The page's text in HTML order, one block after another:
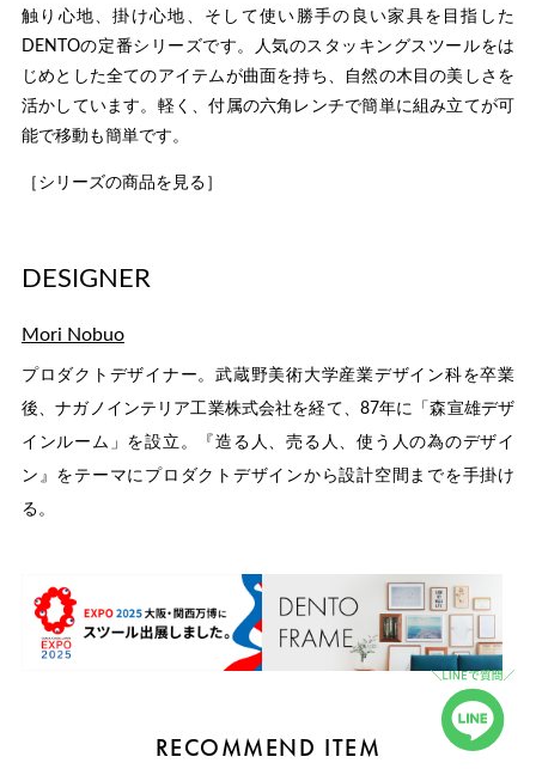
触り心地、掛け心地、そして使い勝手の良い家具を目指した
DENTOの定番シリーズです。人気のスタッキングスツールをは
じめとした全てのアイテムが曲面を持ち、自然の木目の美しさを
活かしています。軽く、付属の六角レンチで簡単に組み立てが可
能で移動も簡単です。
［シリーズの商品を見る］
DESIGNER
Mori Nobuo
プロダクトデザイナー。武蔵野美術大学産業デザイン科を卒業
後、ナガノインテリア工業株式会社を経て、87年に「森宣雄デザ
インルーム」を設立。『造る人、売る人、使う人の為のデザイ
ン』をテーマにプロダクトデザインから設計空間までを手掛け
る。
RECOMMEND ITEM